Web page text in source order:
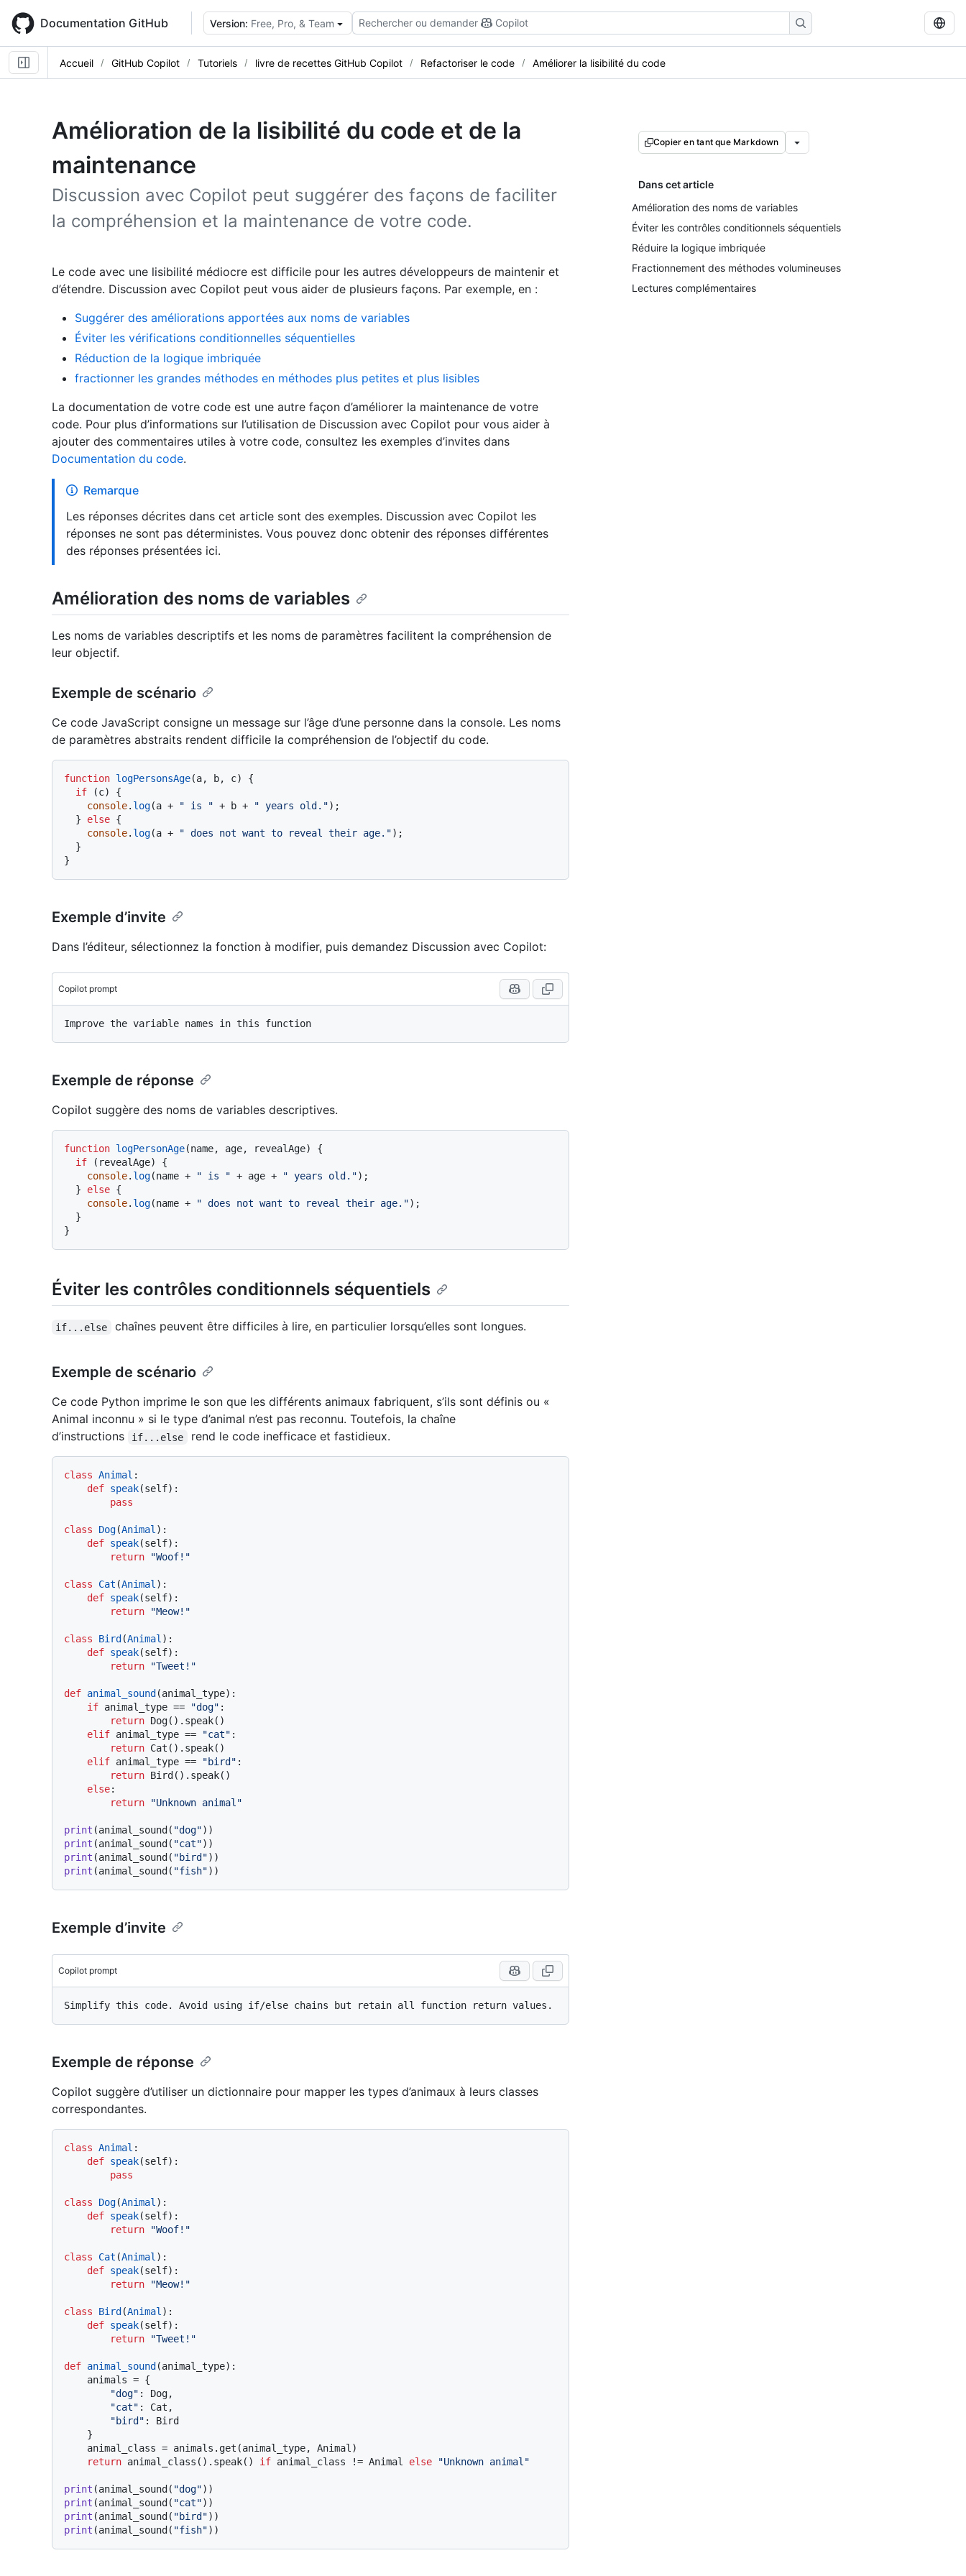
main
content
Documentation GitHub Version: Free, Pro, & Team Rechercher ou demander Copilot
Accueil GitHub Copilot Tutoriels livre de recettes GitHub Copilot Refactoriser le code Améliorer la lisibilité du code
Amélioration de la lisibilité du code et de la
maintenance
Discussion avec Copilot peut suggérer des façons de faciliter
la compréhension et la maintenance de votre code.
Copier en tant que Markdown
Dans cet article
Amélioration des noms de variables
Éviter les contrôles conditionnels séquentiels
Réduire la logique imbriquée
Fractionnement des méthodes volumineuses
Lectures complémentaires
Le code avec une lisibilité médiocre est difficile pour les autres développeurs de maintenir et
d’étendre. Discussion avec Copilot peut vous aider de plusieurs façons. Par exemple, en :
Suggérer des améliorations apportées aux noms de variables
Éviter les vérifications conditionnelles séquentielles
Réduction de la logique imbriquée
fractionner les grandes méthodes en méthodes plus petites et plus lisibles
La documentation de votre code est une autre façon d’améliorer la maintenance de votre
code. Pour plus d’informations sur l’utilisation de Discussion avec Copilot pour vous aider à
ajouter des commentaires utiles à votre code, consultez les exemples d’invites dans
Documentation du code.
Remarque
Les réponses décrites dans cet article sont des exemples. Discussion avec Copilot les
réponses ne sont pas déterministes. Vous pouvez donc obtenir des réponses différentes
des réponses présentées ici.
Amélioration des noms de variables
Les noms de variables descriptifs et les noms de paramètres facilitent la compréhension de
leur objectif.
Exemple de scénario
Ce code JavaScript consigne un message sur l’âge d’une personne dans la console. Les noms
de paramètres abstraits rendent difficile la compréhension de l’objectif du code.
function logPersonsAge(a, b, c) {
if (c) {
console. log(a + " is " + b + " years old.");
  }
else {
console. log(a + " does not want to reveal their age.");
Exemple d’invite
Dans l’éditeur, sélectionnez la fonction à modifier, puis demandez Discussion avec Copilot:
Copilot prompt
Exemple de réponse
Copilot suggère des noms de variables descriptives.
function logPersonAge(name, age, revealAge) {
if (revealAge) {
console. log(name + " is " + age + " years old.");
  }
else {
console. log(name + " does not want to reveal their age.");
Éviter les contrôles conditionnels séquentiels
if...else chaînes peuvent être difficiles à lire, en particulier lorsqu’elles sont longues.
Exemple de scénario
Ce code Python imprime le son que les différents animaux fabriquent, s’ils sont définis ou «
Animal inconnu » si le type d’animal n’est pas reconnu. Toutefois, la chaîne
d’instructions
if...else rend le code inefficace et fastidieux.
class Animal :
def speak(self):
pass
class Dog(Animal):
def speak(self):
return
"Woof!"
class Cat (Animal):
def speak(self):
return
"Meow!"
class Bird (Animal):
def speak(self):
return
"Tweet!"
def animal_sound (animal_type):
if animal_type == "dog" :
return Dog().speak()
elif animal_type == "cat" :
return Cat().speak()
elif animal_type == "bird" :
return Bird().speak()
else:
return
"Unknown animal"
print (animal_sound( "dog"
print (animal_sound( "cat"
print (animal_sound( "bird"
print (animal_sound( "fish"
Exemple d’invite
Copilot prompt
Exemple de réponse
Copilot suggère d’utiliser un dictionnaire pour mapper les types d’animaux à leurs classes
correspondantes.
class Animal :
def speak(self):
pass
class Dog(Animal):
def speak(self):
return
"Woof!"
class Cat (Animal):
def speak(self):
return
"Meow!"
class Bird (Animal):
def speak(self):
return
"Tweet!"
def animal_sound (animal_type):
"dog" : Dog,
"cat" : Cat,
"bird" : Bird
return animal_class().speak() if animal_class != Animal else "Unknown animal"
print (animal_sound( "dog"
print (animal_sound( "cat"
print (animal_sound( "bird"
print (animal_sound( "fish"